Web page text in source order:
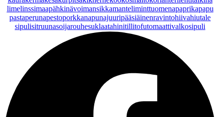
limelinssimaapähkinävoimansikkamanteliminttuomenapaprikapapu
pastaperunapestoporkkanapunajuuripääsiäinenravintohiivahiutale
sipulisitruunasoijarouhesuklaatahinitillitofutomaattivalkosipuli